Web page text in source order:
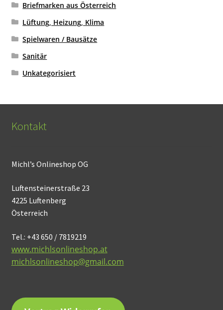
Briefmarken aus Österreich
Lüftung, Heizung, Klima
Spielwaren / Bausätze
Sanitär
Unkategorisiert
Kontakt
Michl’s Onlineshop OG
Luftensteinerstraße 23
4225 Luftenberg
Österreich
Tel.: +43 650 / 7819219
www.michlsonlineshop.at
michlsonlineshop@gmail.com